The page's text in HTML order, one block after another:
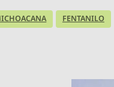
FENTANILO